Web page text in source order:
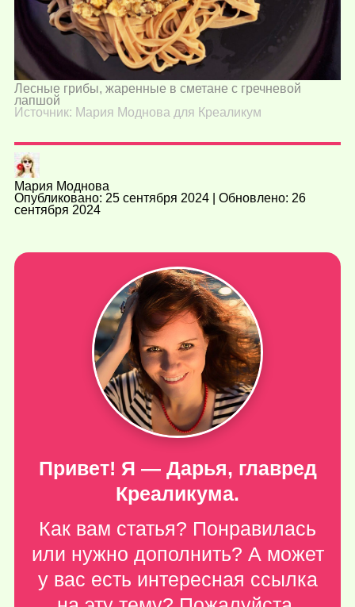
Лесные грибы, жаренные в сметане с гречневой
лапшой
Источник: Мария Моднова для Креаликум
Мария Моднова
Опубликовано: 25 сентября 2024 | Обновлено: 26
сентября 2024
Привет! Я — Дарья, главред
Креаликума.
Как вам статья? Понравилась
или нужно дополнить? А может
у вас есть интересная ссылка